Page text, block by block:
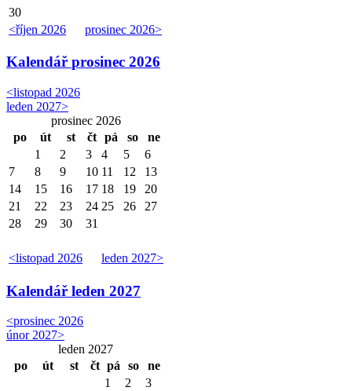
<říjen 2026 prosinec 2026>
30
Kalendář prosinec 2026
<listopad 2026
leden 2027>
prosinec 2026
po
út st čt pá so ne
<listopad 2026 leden 2027>
1 2 3 4 5
6
7
8 9 10 11 12
13
14
15 16 17 18 19
20
21
22 23 24 25 26
27
28
29 30 31
Kalendář leden 2027
<prosinec 2026
únor 2027>
leden 2027
po
út st čt pá so ne
1 2
3